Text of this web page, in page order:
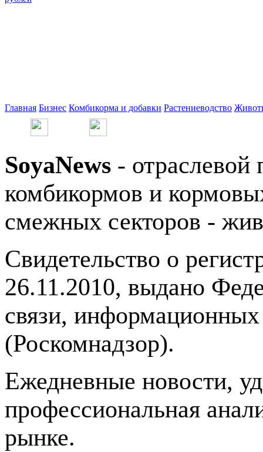
Главная Бизнес Комбикорма и добавки Растениеводство
SoyaNews - отраслевой
комбикормов и
смежных секторов -
Свидетельство о
26.11.2010, выдано
связи,
(Роскомнадзор).
Ежедневные новости,
профессиональная
рынке.